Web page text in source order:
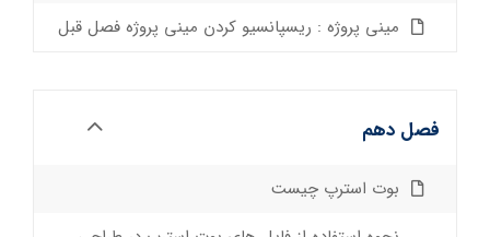
مینی پروژه : ریسپانسیو کردن مینی پروژه فصل قبل
فصل دهم
بوت استرپ چیست